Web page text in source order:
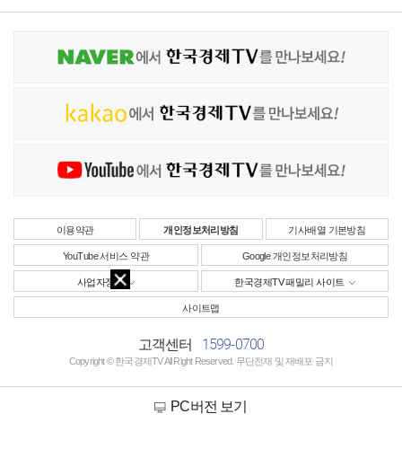
이용약관 개인정보처리방침 기사배열 기본방침
YouTube 서비스 약관 Google 개인정보처리방침
사업자정보 한국경제TV 패밀리 사이트
사이트맵
고객센터 1599-0700
Copyright © 한국경제TV All Right Reserved. 무단전재 및 재배포 금지
PC버전 보기